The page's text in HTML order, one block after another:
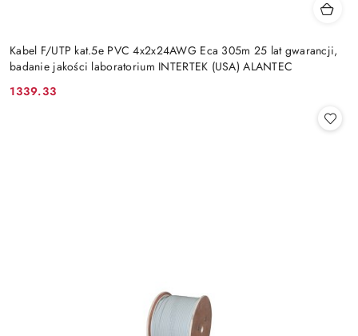
Kabel F/UTP kat.5e PVC 4x2x24AWG Eca 305m 25 lat gwarancji,
badanie jakości laboratorium INTERTEK (USA) ALANTEC
Cena:
1339.33